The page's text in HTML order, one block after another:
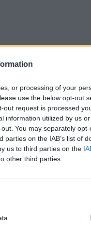
or processing of your
use the below opt-out
out request is processed
information utilized by us
You may separately
on the IAB’s list of
us to third parties on the
other third parties.